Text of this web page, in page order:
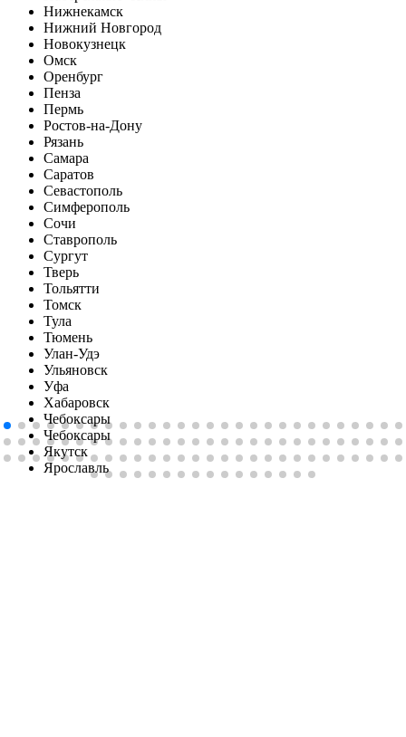
Нижнекамск
Нижний Новгород
Новокузнецк
Омск
Оренбург
Пенза
Пермь
Ростов-на-Дону
Рязань
Самара
Саратов
Севастополь
Симферопoль
Сочи
Ставрополь
Сургут
Тверь
Тольятти
Томск
Тула
Тюмень
Улан-Удэ
Ульяновск
Уфа
Хабаровск
Чебоксары
Чебоксары
Якутск
Ярославль